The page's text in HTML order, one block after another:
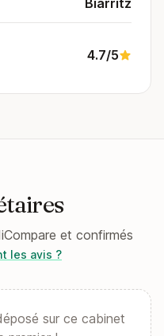
Biarritz
4.7/5
et confirmés
les avis ?
sur ce cabinet